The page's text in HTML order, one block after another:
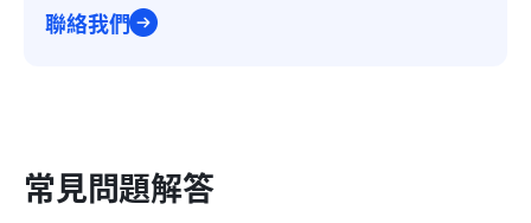
聯絡我們
常見問題解答